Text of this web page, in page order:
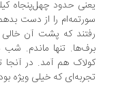
حدود چهل‌پنجاه
را از دست بدهم دیگر
که پشت آن خالی بود.
تنها ماندم. شب هم
هم آمد. در آنجا
که خیلی ویژه بود.